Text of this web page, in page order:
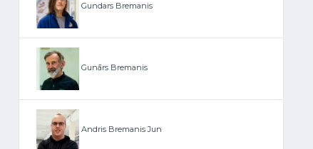
Gundars Bremanis
Gunārs Bremanis
Andris Bremanis Jun